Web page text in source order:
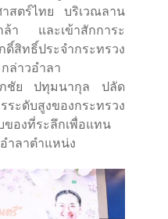
สตร์ไทย บริเวณลาน
ล้า และเข้าสักการะ
สิทธิ์ประจำกระทรวง
ล่าวอำลา
ชัย ปทุมนากุล ปลัด
ระดับสูงของกระทรวง
องที่ระลึกเพื่อแทน
ำลาตำแหน่ง